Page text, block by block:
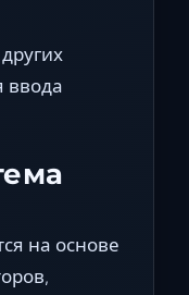
ввода
на основе